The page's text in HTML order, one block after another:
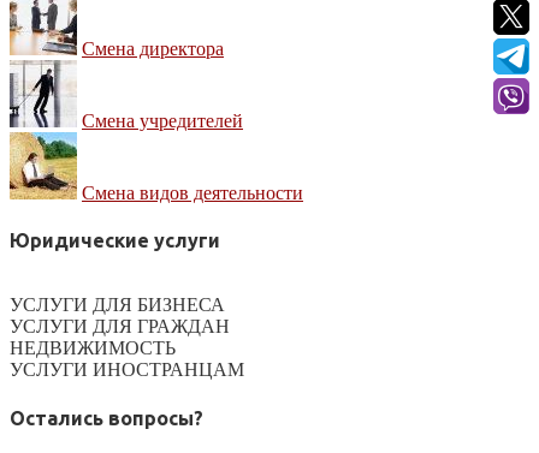
Смена директора
Смена учредителей
Смена видов деятельности
Юридические услуги
УСЛУГИ ДЛЯ БИЗНЕСА
УСЛУГИ ДЛЯ ГРАЖДАН
НЕДВИЖИМОСТЬ
УСЛУГИ ИНОСТРАНЦАМ
Остались вопросы?